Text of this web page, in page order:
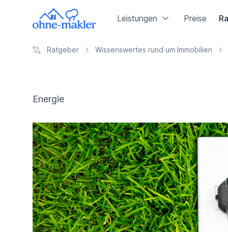
Leistungen Preise
Ratgeber Wissenswertes rund um Immobilien
Energie